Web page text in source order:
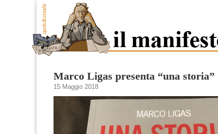
Marco Ligas presenta “una storia”
15 Maggio 2018